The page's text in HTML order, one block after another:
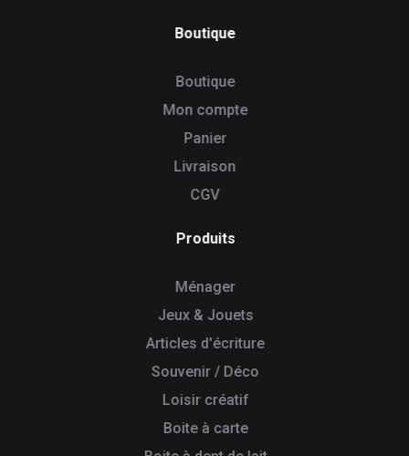
Boutique
Boutique
Mon compte
Panier
Livraison
CGV
Produits
Ménager
Jeux & Jouets
Articles d'écriture
Souvenir / Déco
Loisir créatif
Boite à carte